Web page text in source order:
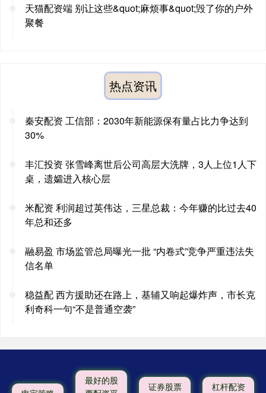
天猫配资端 别让这些&quot;麻烦事&quot;毁了你的户外
聚餐
热点资讯
秦安配资 工信部：2030年新能源保有量占比力争达到
30%
丰汇投资 张雪峰离世后公司高层大洗牌，3人上位1人下
桌，遗孀进入核心层
米配资 利润超过英伟达，三星总裁：今年赚的比过去40
年总和还多
融易盈 市场监管总局曝光一批 “内卷式”竞争严重违法失
信名单
稳益配 西方援助还在路上，基辅又响起爆炸声，市长克
利奇科一句“不是普通空袭”
最好的股
证券股票 杠杆配资